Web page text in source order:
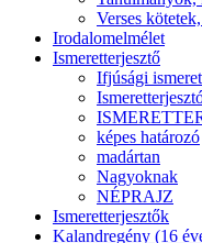
Verses
Irodalomelmélet
Ismeretterjesztő
Ifjúsági
képes határozó
madártan
Nagyoknak
NÉPRAJZ
Ismeretterjesztők
Kalandregény (16